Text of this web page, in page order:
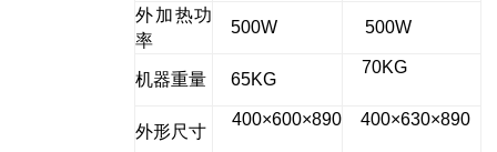
外加热功
率
500W 500W
机器重量 65KG
70KG
外形尺寸
400×600×890 400×630×890